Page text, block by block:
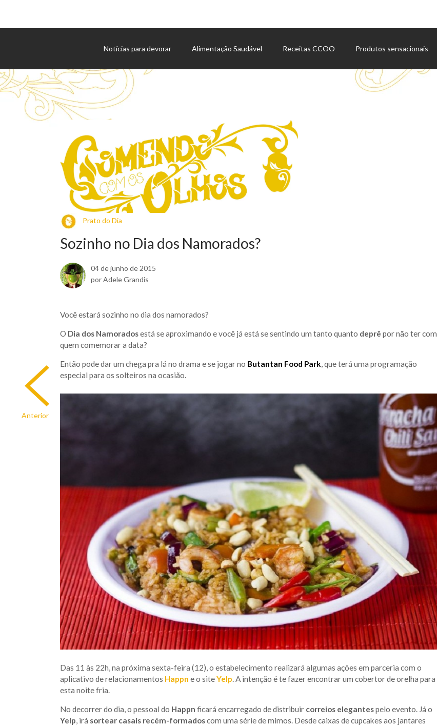
Notícias para devorar Alimentação Saudável Receitas CCOO Produtos sensacionais
Agenda de eventos
Anterior
Prato do Dia
Sozinho no Dia dos Namorados?
04 de junho de 2015
por Adele Grandis
Você estará sozinho no dia dos namorados?
O Dia dos Namoradosestá se aproximando e você já está se sentindo um tanto quanto deprê por não ter com
quem comemorar a data?
Então pode dar um chega pra lá no drama e se jogar no Butantan Food Park, que terá uma programação
especial para os solteiros na ocasião.
Das 11 às 22h, na próxima sexta-feira (12), o estabelecimento realizará algumas ações em parceria com o
aplicativo de relacionamentos Happn e o siteYelp. A intenção é te fazer encontrar um cobertor de orelha para
esta noite fria.
No decorrer do dia, o pessoal do Happn ficará encarregado de distribuir correios elegantespelo evento. Já o
Yelp, irá sortear casais recém-formadoscom uma série de mimos. Desde caixas de cupcakes aos jantares